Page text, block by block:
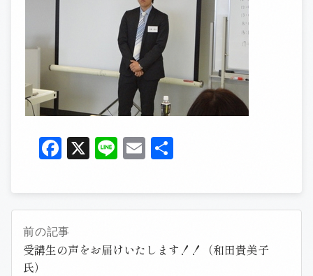
Facebook
X LineEmail
前の記事
受講生の声をお届けいたします！！（和田貴美子
氏）